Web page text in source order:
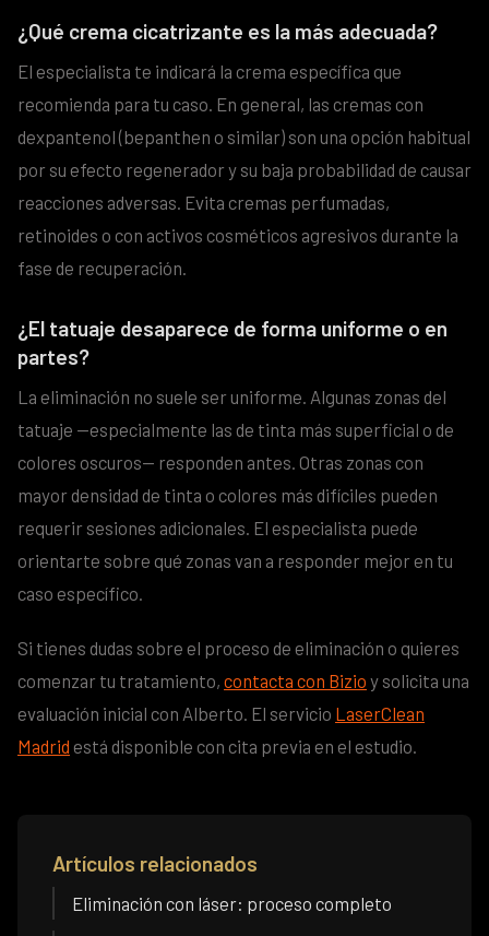
¿Qué crema cicatrizante es la más adecuada?
El especialista te indicará la crema específica que
recomienda para tu caso. En general, las cremas con
dexpantenol (bepanthen o similar) son una opción habitual
por su efecto regenerador y su baja probabilidad de causar
reacciones adversas. Evita cremas perfumadas,
retinoides o con activos cosméticos agresivos durante la
fase de recuperación.
¿El tatuaje desaparece de forma uniforme o en
partes?
La eliminación no suele ser uniforme. Algunas zonas del
tatuaje —especialmente las de tinta más superficial o de
colores oscuros— responden antes. Otras zonas con
mayor densidad de tinta o colores más difíciles pueden
requerir sesiones adicionales. El especialista puede
orientarte sobre qué zonas van a responder mejor en tu
caso específico.
Si tienes dudas sobre el proceso de eliminación o quieres
comenzar tu tratamiento, contacta con Bizio y solicita una
evaluación inicial con Alberto. El servicio LaserClean
Madrid está disponible con cita previa en el estudio.
Artículos relacionados
Eliminación con láser: proceso completo